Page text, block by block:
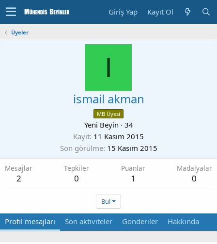
Giriş Yap Kayıt Ol
Üyeler
I
ismail akman
MB Üyesi
Yeni Beyin · 34
Kayıt 11 Kasım 2015
Son görülme 15 Kasım 2015
Mesajlar
2
Tepkiler
0
Puanlar
1
Madalyalar
0
Bul
Profil mesajları Son aktiviteler Gönderiler Hakkında